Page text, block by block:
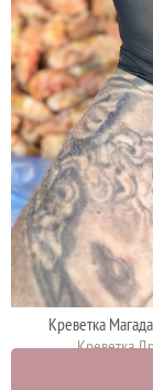
Креветка
Креветка